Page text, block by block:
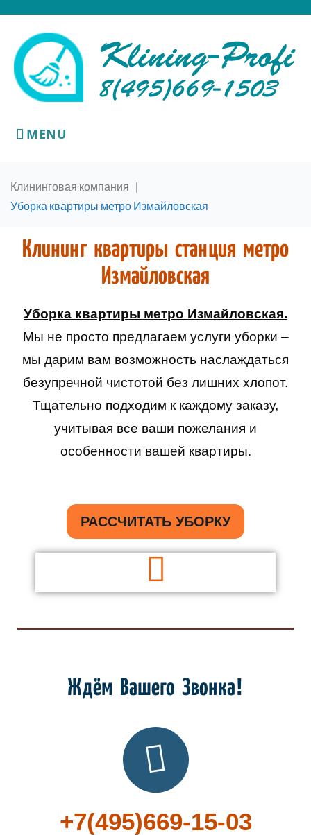
MENU
Клининговая компания |
Уборка квартиры метро Измайловская
Клининг квартиры станция метро
Измайловская
Уборка квартиры метро Измайловская.
Мы не просто предлагаем услуги уборки –
мы дарим вам возможность наслаждаться
безупречной чистотой без лишних хлопот.
Тщательно подходим к каждому заказу,
учитывая все ваши пожелания и
особенности вашей квартиры.
РАССЧИТАТЬ УБОРКУ
Ждём Вашего Звонка!
+7(495)669-15-03